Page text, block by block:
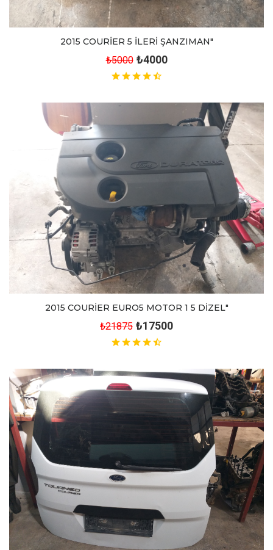
2015 COURİER 5 İLERİ ŞANZIMAN"
₺5000 ₺4000
2015 COURİER EURO5 MOTOR 1 5 DİZEL"
₺21875 ₺17500